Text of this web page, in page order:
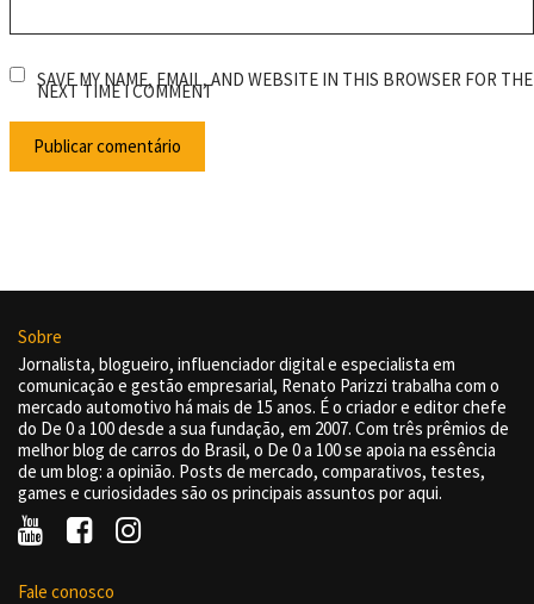
SAVE MY NAME, EMAIL, AND WEBSITE IN THIS BROWSER FOR THE
NEXT TIME I COMMENT
Sobre
Jornalista, blogueiro, influenciador digital e especialista em
comunicação e gestão empresarial, Renato Parizzi trabalha com o
mercado automotivo há mais de 15 anos. É o criador e editor chefe
do De 0 a 100 desde a sua fundação, em 2007. Com três prêmios de
melhor blog de carros do Brasil, o De 0 a 100 se apoia na essência
de um blog: a opinião. Posts de mercado, comparativos, testes,
games e curiosidades são os principais assuntos por aqui.
Fale conosco